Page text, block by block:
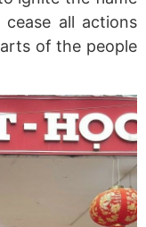
all actions
of the people